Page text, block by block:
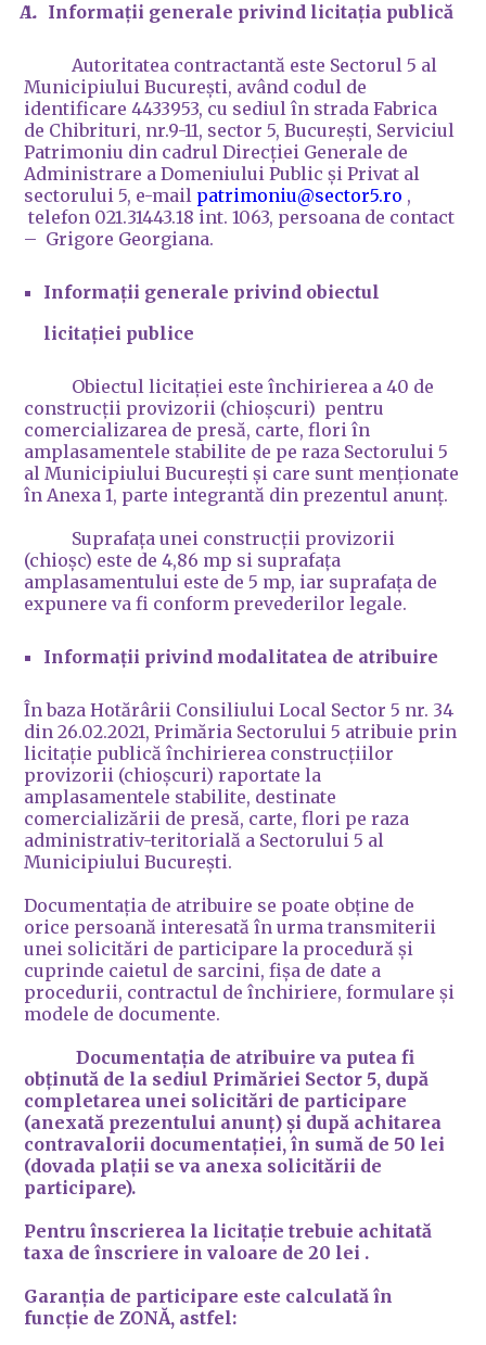
Informații generale privind licitația publică
Autoritatea contractantă este Sectorul 5 al
Municipiului București, având codul de
identificare 4433953, cu sediul în strada Fabrica
de Chibrituri, nr.9-11, sector 5, București, Serviciul
Patrimoniu din cadrul Direcției Generale de
Administrare a Domeniului Public și Privat al
sectorului 5, e-mail patrimoniu@sector5.ro ,
telefon 021.31443.18 int. 1063, persoana de contact
– Grigore Georgiana.
Informații generale privind obiectul
licitației publice
Obiectul licitației este închirierea a 40 de
construcții provizorii (chioșcuri) pentru
comercializarea de presă, carte, flori în
amplasamentele stabilite de pe raza Sectorului 5
al Municipiului București și care sunt menționate
în Anexa 1, parte integrantă din prezentul anunț.
Suprafața unei construcții provizorii
(chioșc) este de 4,86 mp si suprafața
amplasamentului este de 5 mp, iar suprafața de
expunere va fi conform prevederilor legale.
Informații privind modalitatea de atribuire
În baza Hotărârii Consiliului Local Sector 5 nr. 34
din 26.02.2021, Primăria Sectorului 5 atribuie prin
licitație publică închirierea construcțiilor
provizorii (chioșcuri) raportate la
amplasamentele stabilite, destinate
comercializării de presă, carte, flori pe raza
administrativ-teritorială a Sectorului 5 al
Municipiului București.
Documentația de atribuire se poate obține de
orice persoană interesată în urma transmiterii
unei solicitări de participare la procedură și
cuprinde caietul de sarcini, fișa de date a
procedurii, contractul de închiriere, formulare și
modele de documente.
Documentația de atribuire va putea fi
obținută de la sediul Primăriei Sector 5, după
completarea unei solicitări de participare
(anexată prezentului anunț) și după achitarea
contravalorii documentației, în sumă de 50 lei
(dovada plații se va anexa solicitării de
participare).
Pentru înscrierea la licitație trebuie achitată
taxa de înscriere in valoare de 20 lei .
Garanția de participare este calculată în
funcție de ZONĂ, astfel: